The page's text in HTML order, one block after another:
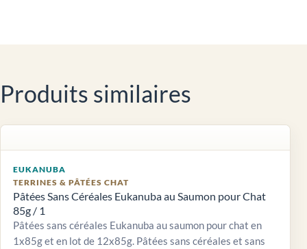
Produits similaires
EUKANUBA
TERRINES & PÂTÉES CHAT
Pâtées Sans Céréales Eukanuba au Saumon pour Chat
85g / 1
Pâtées sans céréales Eukanuba au saumon pour chat en
1x85g et en lot de 12x85g. Pâtées sans céréales et sans